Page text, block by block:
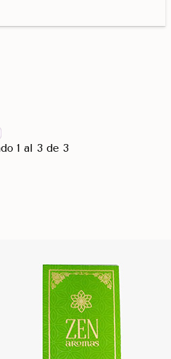
1 al 3 de 3